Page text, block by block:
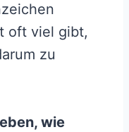
oft viel gibt,
zu
wie